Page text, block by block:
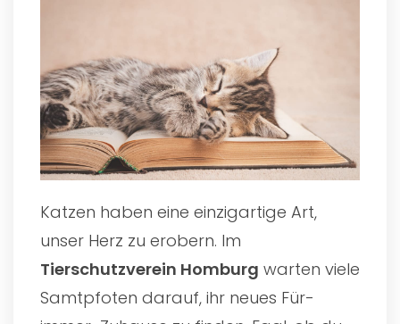
Katzen haben eine einzigartige Art,
unser Herz zu erobern. Im
Tierschutzverein Homburg warten viele
Samtpfoten darauf, ihr neues Für-